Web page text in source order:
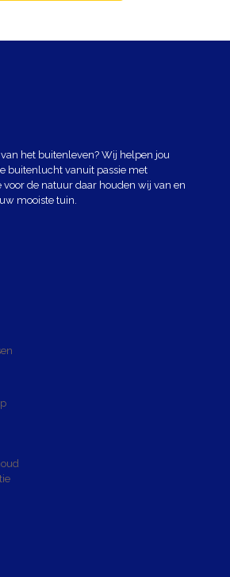
het buitenleven? Wij helpen jou
buitenlucht vanuit passie met
voor de natuur daar houden wij van en
mooiste tuin.